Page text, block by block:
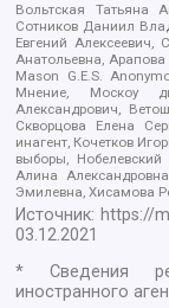
Вольтская Татьяна
Сотников Даниил
Евгений Алексеевич,
Анатольевна,
Mason G.E.S.
Мнение, Москоу
Александрович,
Скворцова Елена
инагент, Кочетков
выборы,
Алина
Эмилевна, Хисамова
Источник: https://
03.12.2021
* Сведения
иностранного